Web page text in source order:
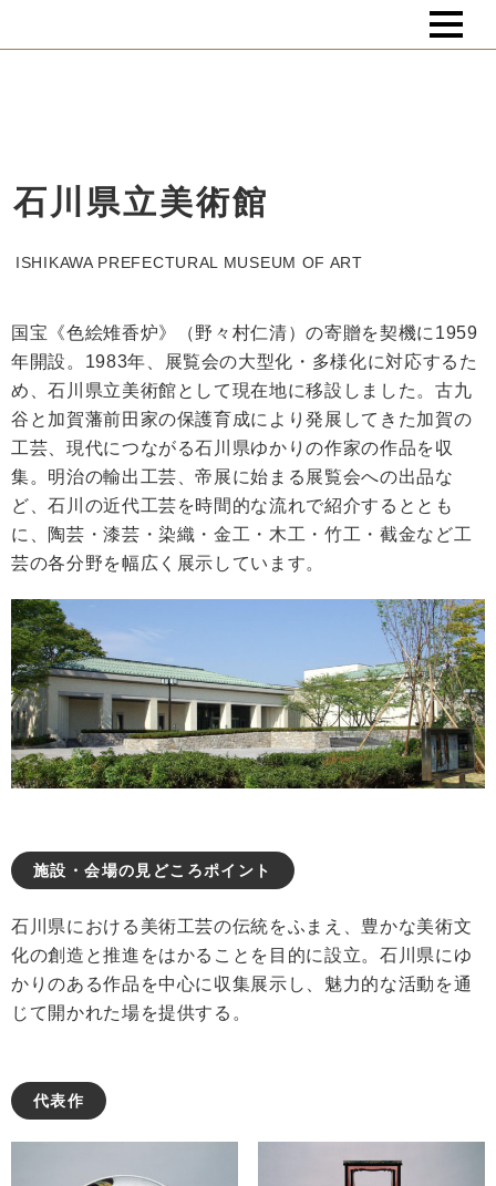
石川県立美術館
ISHIKAWA PREFECTURAL MUSEUM OF ART
国宝《色絵雉香炉》（野々村仁清）の寄贈を契機に1959
年開設。1983年、展覧会の大型化・多様化に対応するた
め、石川県立美術館として現在地に移設しました。古九
谷と加賀藩前田家の保護育成により発展してきた加賀の
工芸、現代につながる石川県ゆかりの作家の作品を収
集。明治の輸出工芸、帝展に始まる展覧会への出品な
ど、石川の近代工芸を時間的な流れで紹介するととも
に、陶芸・漆芸・染織・金工・木工・竹工・截金など工
芸の各分野を幅広く展示しています。
施設・会場の見どころポイント
石川県における美術工芸の伝統をふまえ、豊かな美術文
化の創造と推進をはかることを目的に設立。石川県にゆ
かりのある作品を中心に収集展示し、魅力的な活動を通
じて開かれた場を提供する。
代表作